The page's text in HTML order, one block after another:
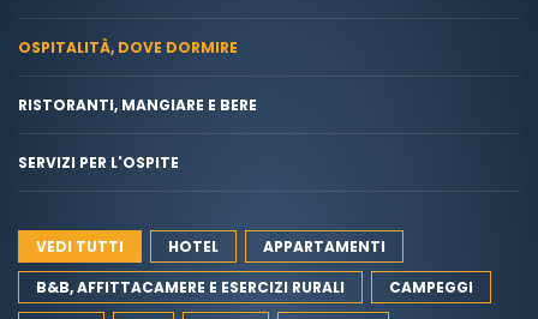
OSPITALITÀ, DOVE DORMIRE
RISTORANTI, MANGIARE E BERE
SERVIZI PER L'OSPITE
VEDI TUTTI HOTEL
APPARTAMENTI
B&B, AFFITTACAMERE E ESERCIZI RURALI
CAMPEGGI